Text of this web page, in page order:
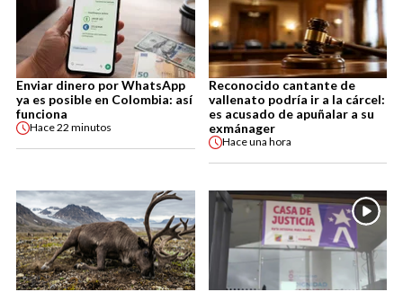
Enviar dinero por WhatsApp
ya es posible en Colombia: así
funciona
Hace22 minutos
Reconocido cantante de
vallenato podría ir a la cárcel:
es acusado de apuñalar a su
exmánager
Haceuna hora